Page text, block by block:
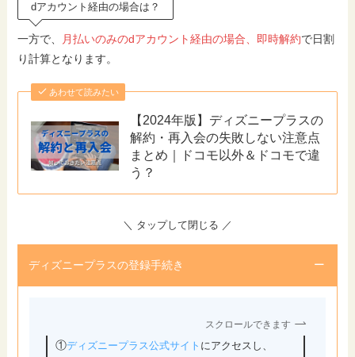
dアカウント経由の場合は？
一方で、 月払いのみのdアカウント経由の場合、即時解約で日割
り計算となります。
あわせて読みたい
【2024年版】ディズニープラスの
解約・再入会の失敗しない注意点
まとめ｜ドコモ以外＆ドコモで違
う？
＼ タップして閉じる ／
ディズニープラスの登録手続き
スクロールできます
①ディズニープラス公式サイト にアクセスし、